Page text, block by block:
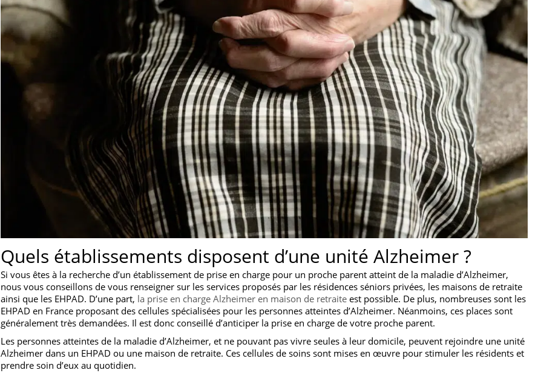
Quels établissements disposent d’une unité Alzheimer ?
Si vous êtes à la recherche d’un établissement de prise en charge pour un proche parent atteint de la maladie d’Alzheimer,
nous vous conseillons de vous renseigner sur les services proposés par les résidences séniors privées, les maisons de retraite
ainsi que les EHPAD. D’une part, la prise en charge Alzheimer en maison de retraiteest possible. De plus, nombreuses sont les
EHPAD en France proposant des cellules spécialisées pour les personnes atteintes d’Alzheimer. Néanmoins, ces places sont
généralement très demandées. Il est donc conseillé d’anticiper la prise en charge de votre proche parent.
Les personnes atteintes de la maladie d’Alzheimer, et ne pouvant pas vivre seules à leur domicile, peuvent rejoindre une unité
Alzheimer dans un EHPAD ou une maison de retraite. Ces cellules de soins sont mises en œuvre pour stimuler les résidents et
prendre soin d’eux au quotidien.